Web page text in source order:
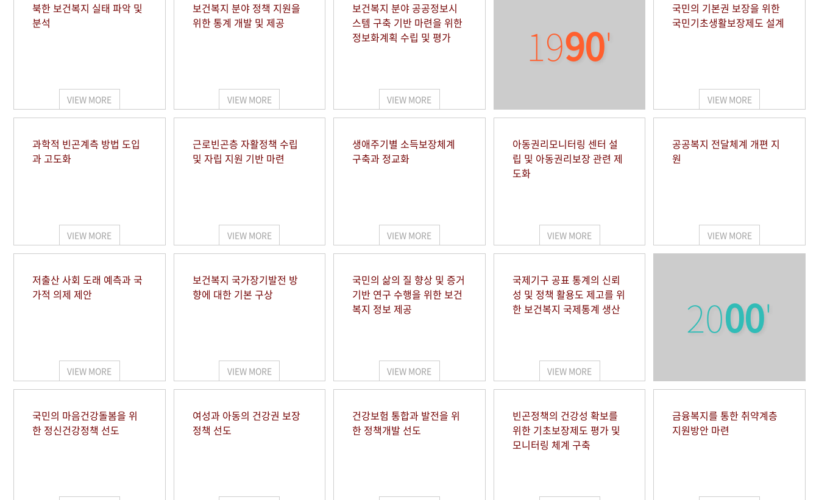
북한 보건복지 실태 파악 및
분석
VIEW MORE
보건복지 분야 정책 지원을
위한 통계 개발 및 제공
VIEW MORE
보건복지 분야 공공정보시
스템 구축 기반 마련을 위한
정보화계획 수립 및 평가
VIEW MORE
1990'
국민의 기본권 보장을 위한
국민기초생활보장제도 설계
VIEW MORE
과학적 빈곤계측 방법 도입
과 고도화
VIEW MORE
근로빈곤층 자활정책 수립
및 자립 지원 기반 마련
VIEW MORE
생애주기별 소득보장체계
구축과 정교화
VIEW MORE
아동권리모니터링 센터 설
립 및 아동권리보장 관련 제
도화
VIEW MORE
공공복지 전달체계 개편 지
원
VIEW MORE
저출산 사회 도래 예측과 국
가적 의제 제안
VIEW MORE
보건복지 국가장기발전 방
향에 대한 기본 구상
VIEW MORE
국민의 삶의 질 향상 및 증거
기반 연구 수행을 위한 보건
복지 정보 제공
VIEW MORE
국제기구 공표 통계의 신뢰
성 및 정책 활용도 제고를 위
한 보건복지 국제통계 생산
VIEW MORE
2000'
국민의 마음건강돌봄을 위
한 정신건강정책 선도
여성과 아동의 건강권 보장
정책 선도
건강보험 통합과 발전을 위
한 정책개발 선도
빈곤정책의 건강성 확보를
위한 기초보장제도 평가 및
모니터링 체계 구축
금융복지를 통한 취약계층
지원방안 마련